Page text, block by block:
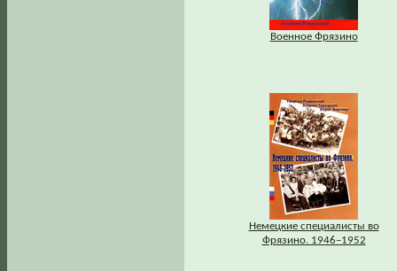
Военное Фрязино
Немецкие специалисты во
Фрязино. 1946–1952